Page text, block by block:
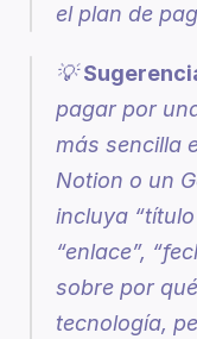
el plan de
💡
pagar por
más sencilla
Notion o un
incluya
“enlace”,
sobre por
tecnología,